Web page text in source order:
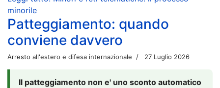
minorile
Patteggiamento: quando
conviene davvero
Arresto all'estero e difesa internazionale 27 Luglio 2026
Il patteggiamento non e' uno sconto automatico